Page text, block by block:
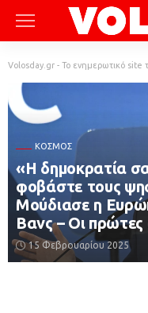
Volosday.gr - Το ενημερωτικό site
ΚΌΣΜΟΣ
«Η δημοκρατία
φοβάστε τους
Μούδιασε η
Βανς – Οι πρώτες
15 Φεβρουαρίου 2025